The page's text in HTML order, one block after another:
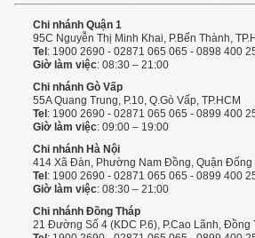
Chi nhánh Quận 1
95C Nguyễn Thị Minh Khai, P.Bến Thành,
Tel: 1900 2690 - 02871 065 065 - 0898 400
Giờ làm việc: 08:30 – 21:00
Chi nhánh Gò Vấp
55A Quang Trung, P.10, Q.Gò Vấp, TP.HCM
Tel: 1900 2690 - 02871 065 065 - 0899 400
Giờ làm việc: 09:00 – 19:00
Chi nhánh Hà Nội
414 Xã Đàn, Phường Nam Đồng, Quận Đống
Tel: 1900 2690 - 02871 065 065 - 0899 400
Giờ làm việc: 08:30 – 21:00
Chi nhánh Đồng Tháp
21 Đường Số 4 (KDC P.6), P.Cao Lãnh, Đồng